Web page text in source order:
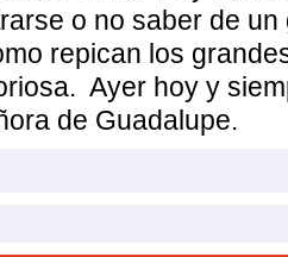
o no saber de
repican los
Ayer hoy y
de Guadalupe.